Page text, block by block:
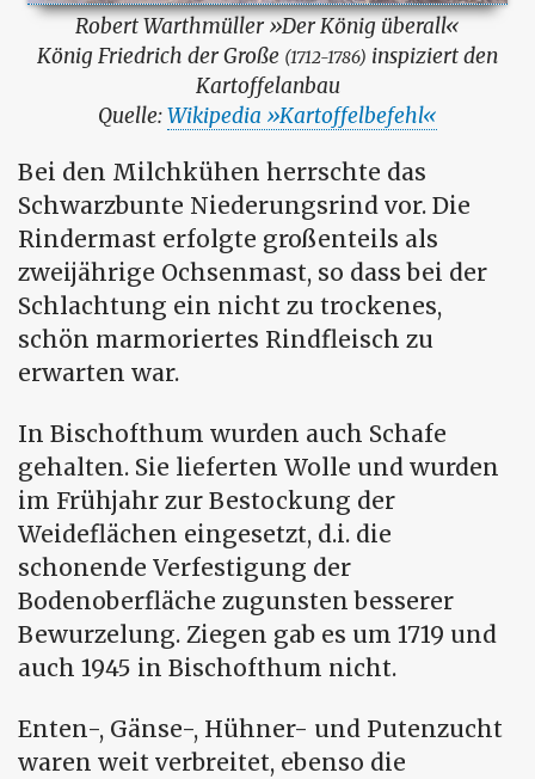
Robert Warthmüller
Der König überall
König Friedrich der Große (1712-1786) inspiziert den
Kartoffelanbau
Quelle:Wikipedia Kartoffelbefehl
Bei den Milchkühen herrschte das
Schwarzbunte Niederungsrind vor. Die
Rindermast erfolgte großenteils als
zweijährige Ochsenmast, so dass bei der
Schlachtung ein nicht zu trockenes,
schön marmoriertes Rindfleisch zu
erwarten war.
In Bischofthum wurden auch Schafe
gehalten. Sie lieferten Wolle und wurden
im Frühjahr zur Bestockung der
Weideflächen eingesetzt, d.i. die
schonende Verfestigung der
Bodenoberfläche zugunsten besserer
Bewurzelung. Ziegen gab es um 1719 und
auch 1945 in Bischofthum nicht.
Enten-, Gänse-, Hühner- und Putenzucht
waren weit verbreitet, ebenso die